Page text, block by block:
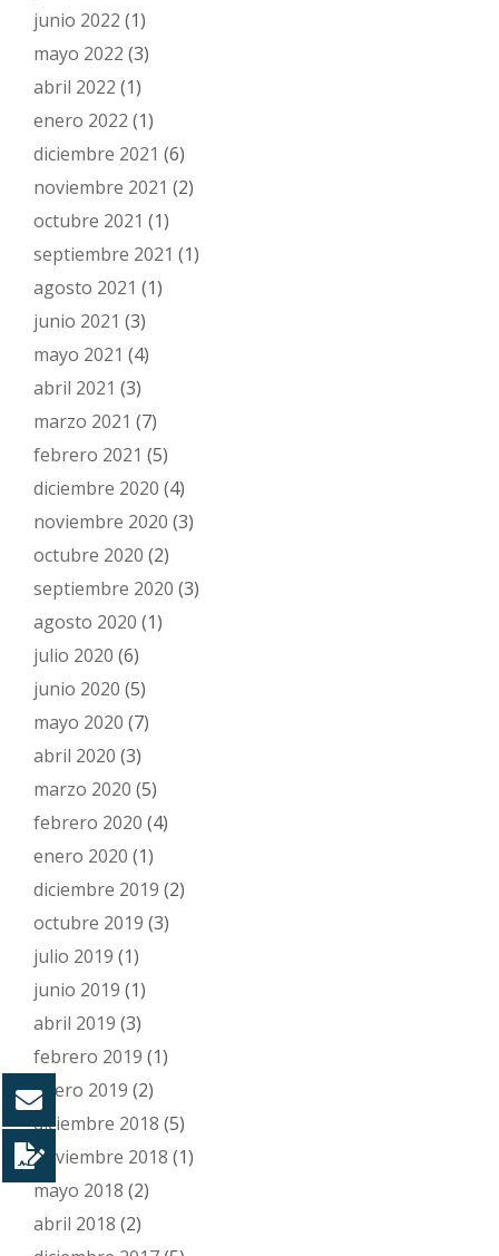
junio 2022 (1)
mayo 2022 (3)
abril 2022 (1)
enero 2022 (1)
diciembre 2021 (6)
noviembre 2021 (2)
octubre 2021 (1)
septiembre 2021 (1)
agosto 2021 (1)
junio 2021 (3)
mayo 2021 (4)
abril 2021 (3)
marzo 2021 (7)
febrero 2021 (5)
diciembre 2020 (4)
noviembre 2020 (3)
octubre 2020 (2)
septiembre 2020 (3)
agosto 2020 (1)
julio 2020 (6)
junio 2020 (5)
mayo 2020 (7)
abril 2020 (3)
marzo 2020 (5)
febrero 2020 (4)
enero 2020 (1)
diciembre 2019 (2)
octubre 2019 (3)
julio 2019 (1)
junio 2019 (1)
abril 2019 (3)
febrero 2019 (1)
enero 2019 (2)
diciembre 2018 (5)
noviembre 2018 (1)
mayo 2018 (2)
abril 2018 (2)